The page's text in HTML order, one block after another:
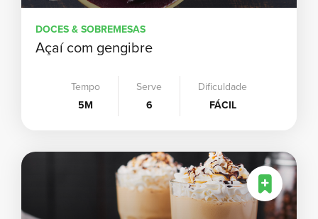
DOCES & SOBREMESAS
Açaí com gengibre
Tempo
5M
Serve
6
Dificuldade
FÁCIL